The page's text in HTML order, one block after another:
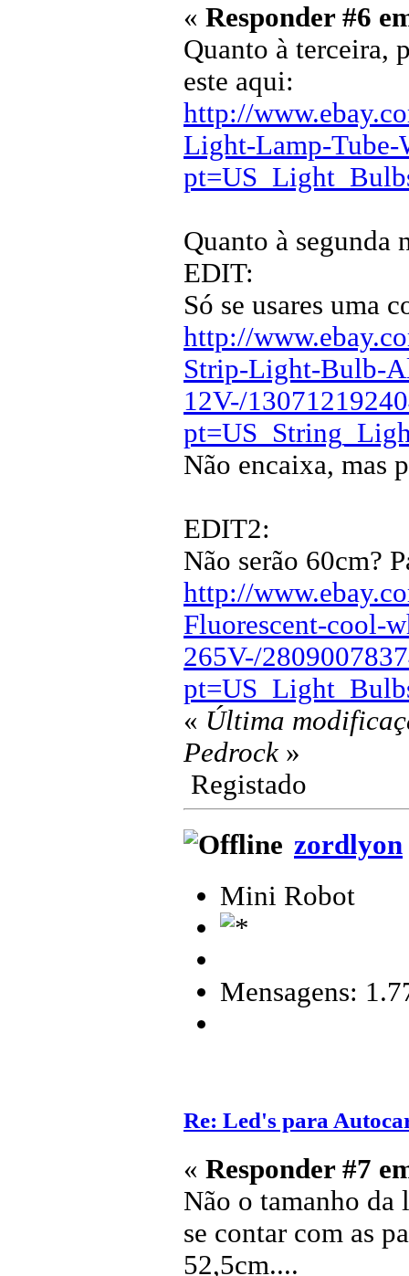
« Responder #6
Quanto à terceira,
este aqui:
http://
Light-Lamp-Tube-
Quanto à segunda
EDIT:
Só se usares uma
http://
Strip-Light-Bulb-
12V-/
Não encaixa, mas
EDIT2:
Não serão 60cm?
http://
Fluorescent-cool-
265V-/
« Última
Pedrock»
Registado
zordlyon
Mini Robot
Mensagens:
Re: Led's para
« Responder #7
Não o tamanho da
se contar com as
52,5cm....